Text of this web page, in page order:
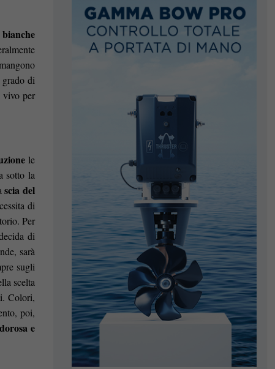
grado di
vivo per
le
sotto la
scia del
di
Per
di
sarà
sugli
scelta
Colori,
poi,
e